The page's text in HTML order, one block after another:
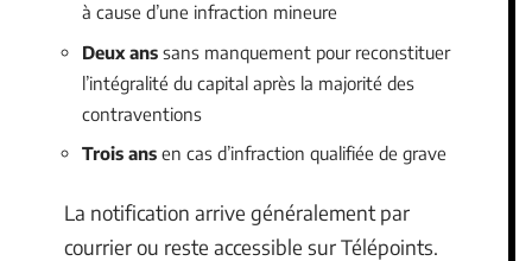
à cause d’une infraction mineure
Deux ans sans manquement pour reconstituer
l’intégralité du capital après la majorité des
contraventions
Trois ans en cas d’infraction qualifiée de grave
La notification arrive généralement par
courrier ou reste accessible sur Télépoints.